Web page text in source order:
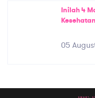
Inilah 4
05